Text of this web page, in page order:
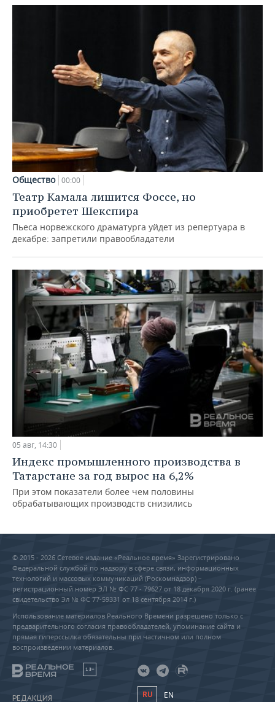
Общество 00:00
Театр Камала лишится Фоссе, но
приобретет Шекспира
Пьеса норвежского драматурга уйдет из репертуара в
декабре: запретили правообладатели
05 авг, 14:30
Индекс промышленного производства в
Татарстане за год вырос на 6,2%
При этом показатели более чем половины
обрабатывающих производств снизились
© 2015 - 2026 Сетевое издание «Реальное время» Зарегистрировано
Федеральной службой по надзору в сфере связи, информационных
технологий и массовых коммуникаций (Роскомнадзор) –
регистрационный номер ЭЛ № ФС 77 - 79627 от 18 декабря 2020 г. (ранее
свидетельство Эл № ФС 77-59331 от 18 сентября 2014 г.)
Использование материалов Реального Времени разрешено только с
предварительного согласия правообладателей, упоминание сайта и
прямая гиперссылка обязательны при частичном или полном
воспроизведении материалов.
18+
РЕДАКЦИЯ RU EN